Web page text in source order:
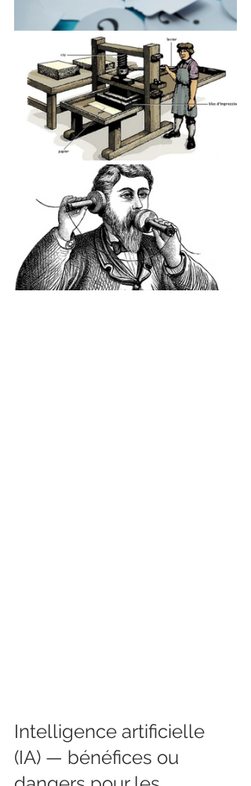
Intelligence artificielle
(IA) — bénéfices ou